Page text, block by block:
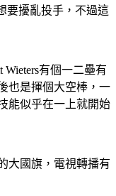
要擾亂投手，不過這
Wieters有個一二壘有
也是揮個大空棒，一
能似乎在一上就開始
大國旗，電視轉播有